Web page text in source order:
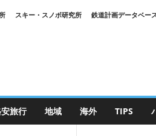
スキー・スノボ研究所
鉄道計画データベー
旅行 地域 海外 TIPS